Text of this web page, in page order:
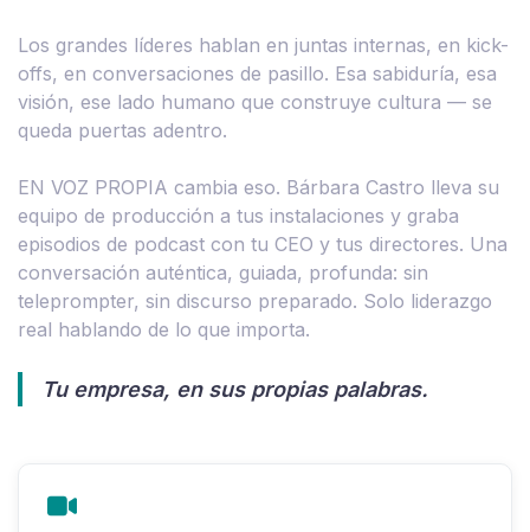
Los grandes líderes hablan en juntas internas, en kick-
offs, en conversaciones de pasillo. Esa sabiduría, esa
visión, ese lado humano que construye cultura — se
queda puertas adentro.
EN VOZ PROPIA cambia eso. Bárbara Castro lleva su
equipo de producción a tus instalaciones y graba
episodios de podcast con tu CEO y tus directores. Una
conversación auténtica, guiada, profunda: sin
teleprompter, sin discurso preparado. Solo liderazgo
real hablando de lo que importa.
Tu empresa, en sus propias palabras.